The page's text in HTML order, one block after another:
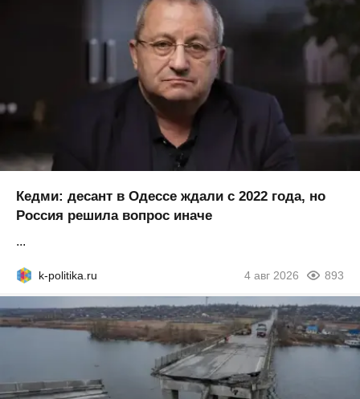
Кедми: десант в Одессе ждали с 2022 года, но
Россия решила вопрос иначе
...
k-politika.ru 4 авг 2026 893